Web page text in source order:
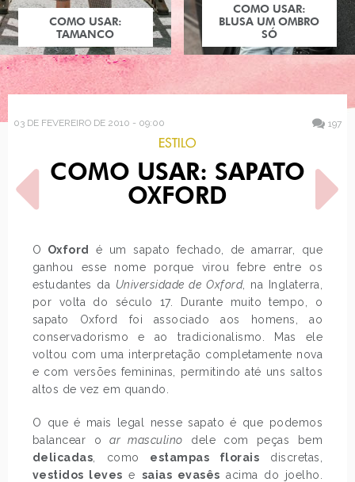
COMO USAR:
TAMANCO
COMO USAR:
BLUSA UM OMBRO
SÓ
03 DE FEVEREIRO DE 2010 - 09:00 197
ESTILO
COMO USAR: SAPATO
OXFORD
O Oxford
é um sapato fechado, de amarrar, que
ganhou esse nome porque virou febre entre os
estudantes da Universidade de Oxford, na Inglaterra,
por volta do século 17. Durante muito tempo, o
sapato Oxford foi associado aos homens, ao
conservadorismo e ao tradicionalismo. Mas ele
voltou com uma interpretação completamente nova
e com versões femininas, permitindo até uns saltos
altos de vez em quando.
O que é mais legal nesse sapato é que podemos
balancear oar masculino dele com peças bem
delicadas , como estampas florais discretas,
vestidos leves e saias evasês acima do joelho.
POST ANTERIOR
OVERDOSE: MAÇÃS
PRÓXIMO POST
MISS KITTY